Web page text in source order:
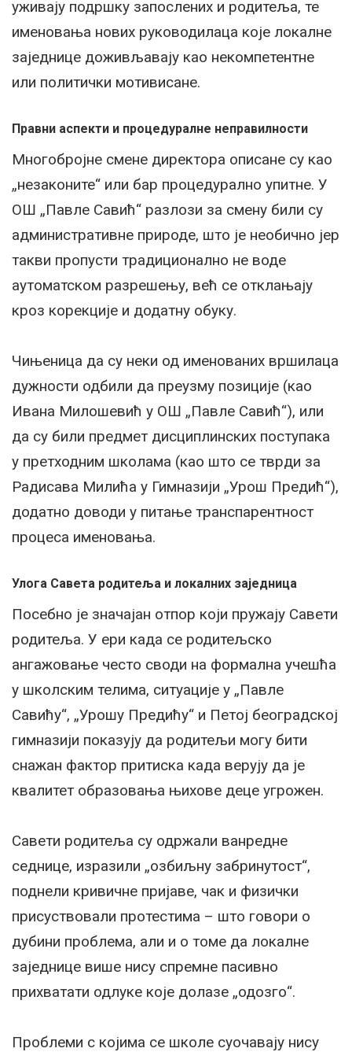
уживају подршку запослених и родитеља, те
именовања нових руководилаца које локалне
заједнице доживљавају као некомпетентне
или политички мотивисане.
Правни аспекти и процедуралне неправилности
Многобројне смене директора описане су као
„незаконите“ или бар процедурално упитне. У
ОШ „Павле Савић“ разлози за смену били су
административне природе, што је необично јер
такви пропусти традиционално не воде
аутоматском разрешењу, већ се отклањају
кроз корекције и додатну обуку.
Чињеница да су неки од именованих вршилаца
дужности одбили да преузму позиције (као
Ивана Милошевић у ОШ „Павле Савић“), или
да су били предмет дисциплинских поступака
у претходним школама (као што се тврди за
Радисава Милића у Гимназији „Урош Предић“),
додатно доводи у питање транспарентност
процеса именовања.
Улога Савета родитеља и локалних заједница
Посебно је значајан отпор који пружају Савети
родитеља. У ери када се родитељско
ангажовање често своди на формална учешћа
у школским телима, ситуације у „Павле
Савићу“, „Урошу Предићу“ и Петој београдској
гимназији показују да родитељи могу бити
снажан фактор притиска када верују да је
квалитет образовања њихове деце угрожен.
Савети родитеља су одржали ванредне
седнице, изразили „озбиљну забринутост“,
поднели кривичне пријаве, чак и физички
присуствовали протестима – што говори о
дубини проблема, али и о томе да локалне
заједнице више нису спремне пасивно
прихватати одлуке које долазе „одозго“.
Проблеми с којима се школе суочавају нису